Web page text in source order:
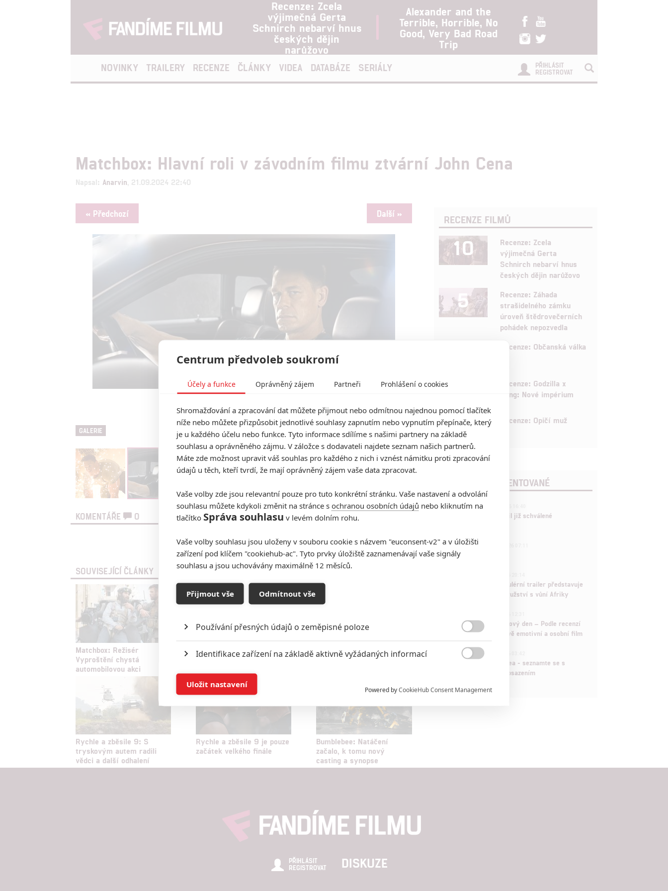
Recenze: Zcela
výjimečná Gerta
Schnirch nebarví hnus
českých dějin
narůžovo
Alexander and the
Terrible, Horrible, No
Good, Very Bad Road
Trip
NOVINKY TRAILERY RECENZE ČLÁNKY VIDEA DATABÁZE SERIÁLY
PŘIHLÁSIT
REGISTROVAT
Matchbox: Hlavní roli v závodním filmu ztvární John Cena
Napsal: Anarvin , 21.09.2024 22:40
« Předchozí Další »
Rychle a zběsile 10 | Fandíme filmu
GALERIE
KOMENTÁŘE 0
Vstoupit do diskuze
SOUVISEJÍCÍ ČLÁNKY
Matchbox: Režisér
Vyproštění chystá
automobilovou akci
Brad Pitt zkusí ve Formuli
napodobit Toma Cruise
Hot Wheels: Film o
barevných autíčkách má
Rychle a zběsile 9: S
tryskovým autem radili
vědci a další odhalení
Rychle a zběsile 9 je pouze
začátek velkého finále
Bumblebee: Natáčení
začalo, k tomu nový
casting a synopse
RECENZE FILMŮ
10
Recenze: Zcela
výjimečná Gerta
Schnirch nebarví hnus
českých dějin narůžovo
5
Recenze: Záhada
strašidelného zámku
úroveň štědrovečerních
pohádek nepozvedla
Recenze: Občanská válka
Recenze: Godzilla x
Kong: Nové impérium
8 Recenze: Opičí muž
POSLEDNÍ KOMENTOVANÉ
3ČLÁNEK | 01.08.2026 16:40
Marvel nečekaně zrušil již schválené
433FILM | 01.08.2026 07:11
拆彈專家
Děti krve a kostí: Regulérní trailer představuje
akční fantasy dobrodružství s vůní Afriky
Spider-Man: Zbrusu nový den – Podle recenzí
máme čekat překvapivě emotivní a osobní film
ČLÁNEK | 30.07.2026 03:42
Velké preview: Odyssea - seznamte se s
maximálně nabitým obsazením
PŘIHLÁSIT
REGISTROVAT
DISKUZE
Centrum předvoleb soukromí
Účely a funkce Oprávněný zájem Partneři Prohlášení o cookies
Shromažďování a zpracování dat můžete přijmout nebo odmítnou najednou pomocí tlačítek
níže nebo můžete přizpůsobit jednotlivé souhlasy zapnutím nebo vypnutím přepínače, který
je u každého účelu nebo funkce. Tyto informace sdílíme s našimi partnery na základě
souhlasu a oprávněného zájmu. V záložce s dodavateli najdete seznam našich partnerů.
Máte zde možnost upravit váš souhlas pro každého z nich i vznést námitku proti zpracování
údajů u těch, kteří tvrdí, že mají oprávněný zájem vaše data zpracovat.
Vaše volby zde jsou relevantní pouze pro tuto konkrétní stránku. Vaše nastavení a odvolání
souhlasu můžete kdykoli změnit na stránce s ochranou osobních údajů nebo kliknutím na
tlačítko Správa souhlasu v levém dolním rohu.
Vaše volby souhlasu jsou uloženy v souboru cookie s názvem "euconsent-v2" a v úložišti
zařízení pod klíčem "cookiehub-ac". Tyto prvky úložiště zaznamenávají vaše signály
souhlasu a jsou uchovávány maximálně 12 měsíců.
Přijmout vše Odmítnout vše
Používání přesných údajů o zeměpisné poloze
Identifikace zařízení na základě aktivně vyžádaných informací
Ukládání a/nebo přístup k informacím v zařízení

Reklama založená na omezených údajích a měření reklamy
Personalizovaný obsah, měření obsahu, průzkum publika a vývoj
služeb
Powered byCookieHub Consent Management
Uložit nastavení